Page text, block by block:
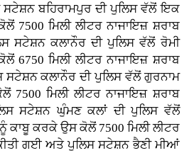
ਸਟੇਸ਼ਨ ਬਹਿਰਾਮਪੁਰ ਦੀ ਪੁਲਿਸ ਵੱਲੋਂ ਇਕ
ਮਿਲੀ ਲੀਟਰ ਨਾਜਾਇਜ਼ ਸ਼ਰਾਬ
ਸਟੇਸ਼ਨ ਕਲਾਨੌਰ ਦੀ ਪੁਲਿਸ ਵੱਲੋਂ ਰੋਮੀ
6750 ਮਿਲੀ ਲੀਟਰ ਨਾਜਾਇਜ਼ ਸ਼ਰਾਬ
ਸਟੇਸ਼ਨ ਕਲਾਨੌਰ ਦੀ ਪੁਲਿਸ ਵੱਲੋਂ ਗੁਰਨਾਮ
ਮਿਲੀ ਲੀਟਰ ਨਾਜਾਇਜ਼ ਸ਼ਰਾਬ
ਸਟੇਸ਼ਨ ਘੁੰਮਣ ਕਲਾਂ ਦੀ ਪੁਲਿਸ ਵੱਲੋਂ
ਕਾਬੂ ਕਰਕੇ ਉਸ ਕੋਲੋਂ 7500 ਮਿਲੀ ਲੀਟਰ
ਗਈ ਅਤੇ ਪੁਲਿਸ ਸਟੇਸ਼ਨ ਭੈਣੀ ਮੀਆਂ